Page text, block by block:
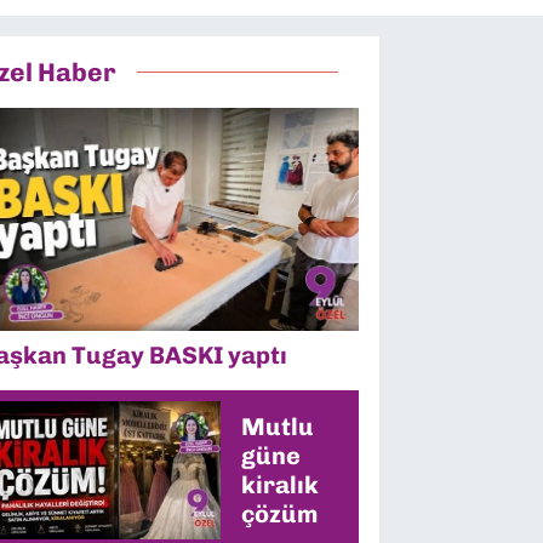
Haber
Tugay BASKI yaptı
Mutlu
güne
kiralık
çözüm